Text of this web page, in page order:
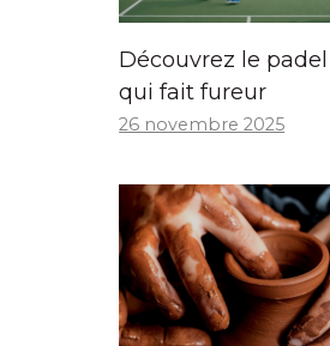
Découvrez le
qui fait fureur
26 novembre 2025